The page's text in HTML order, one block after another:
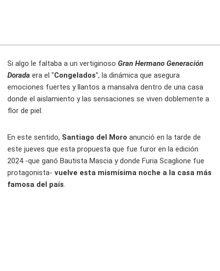
Si algo le faltaba a un vertiginoso Gran Hermano Generación
Dorada era el "Congelados", la dinámica que asegura
emociones fuertes y llantos a mansalva dentro de una casa
donde el aislamiento y las sensaciones se viven doblemente a
flor de piel.
En este sentido, Santiago del Moro anunció en la tarde de
este jueves que esta propuesta que fue furor en la edición
2024 -que ganó Bautista Mascia y donde Furia Scaglione fue
protagonista- vuelve esta mismísima noche a la casa más
famosa del país.